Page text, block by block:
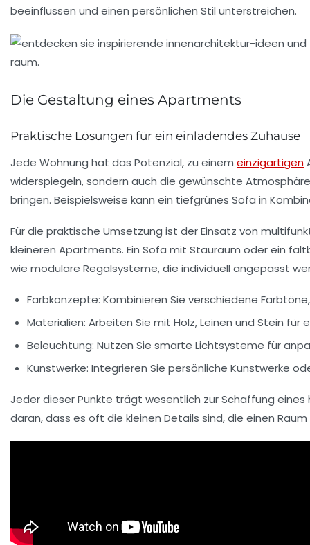
beeinflussen und einen persönlichen Stil unterstreichen.
Die Gestaltung eines Apartments
Praktische Lösungen für ein einladendes Zuhause
Jede Wohnung hat das Potenzial, zu einem einzigartigen
widerspiegeln, sondern auch die gewünschte
bringen. Beispielsweise kann ein tiefgrünes Sofa in
Für die praktische Umsetzung ist der Einsatz von
kleineren Apartments. Ein Sofa mit Stauraum oder ein
wie modulare Regalsysteme, die individuell angepasst
Farbkonzepte: Kombinieren Sie verschiedene
Materialien: Arbeiten Sie mit Holz, Leinen und Stein für
Beleuchtung: Nutzen Sie smarte Lichtsysteme für
Kunstwerke: Integrieren Sie persönliche Kunstwerke
Jeder dieser Punkte trägt wesentlich zur Schaffung
daran, dass es oft die kleinen Details sind, die einen